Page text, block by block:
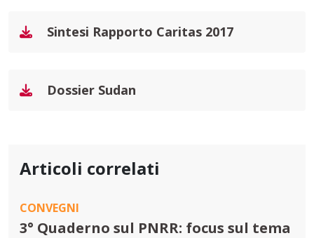
Sintesi Rapporto Caritas 2017
Dossier Sudan
Articoli correlati
CONVEGNI
3° Quaderno sul PNRR: focus sul tema